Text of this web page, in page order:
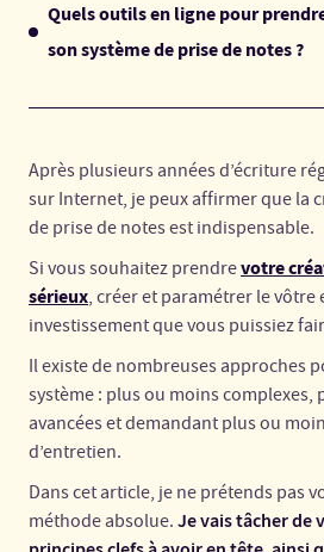
Quels outils en ligne pour
son système de prise de notes ?
Après plusieurs années d’écriture
sur Internet, je peux affirmer que la
de prise de notes est indispensable.
Si vous souhaitez prendrevotre
sérieux, créer et paramétrer le vôtre
investissement que vous puissiez
Il existe de nombreuses approches
système : plus ou moins complexes,
avancées et demandant plus ou
d’entretien.
Dans cet article, je ne prétends pas
méthode absolue. Je vais tâcher de